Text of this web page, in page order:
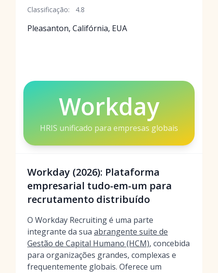
Classificação: 4.8
Pleasanton, Califórnia, EUA
Workday
HRIS unificado para empresas globais
Workday (2026): Plataforma
empresarial tudo-em-um para
recrutamento distribuído
O Workday Recruiting é uma parte
integrante da sua abrangente suite de
Gestão de Capital Humano (HCM), concebida
para organizações grandes, complexas e
frequentemente globais. Oferece um